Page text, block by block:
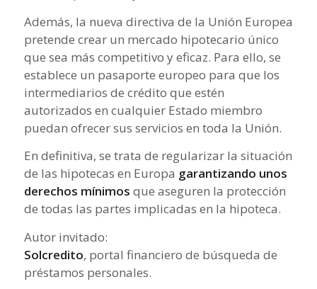
Además, la nueva directiva de la Unión Europea
pretende crear un mercado hipotecario único
que sea más competitivo y eficaz. Para ello, se
establece un pasaporte europeo para que los
intermediarios de crédito que estén
autorizados en cualquier Estado miembro
puedan ofrecer sus servicios en toda la Unión.
En definitiva, se trata de regularizar la situación
de las hipotecas en Europa garantizando unos
derechos mínimos que aseguren la protección
de todas las partes implicadas en la hipoteca.
Autor invitado:
Solcredito, portal financiero de búsqueda de
préstamos personales.